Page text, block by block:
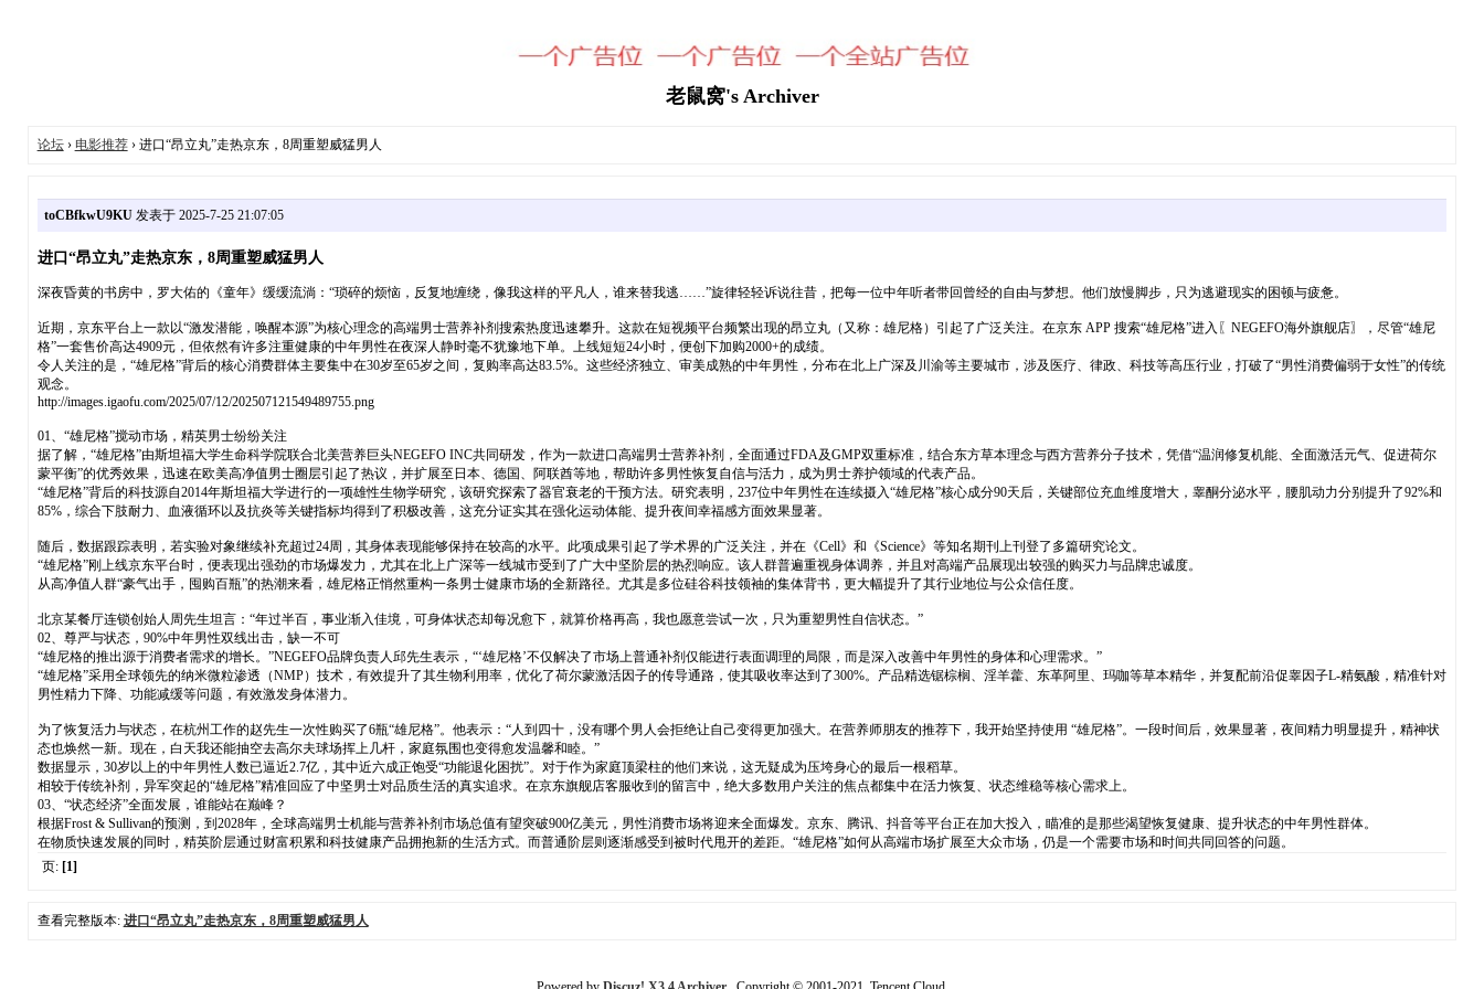
老鼠窝's Archiver
论坛› 电影推荐› 进口“昂立丸”走热京东，8周重塑威猛男人
toCBfkwU9KU发表于 2025-7-25 21:07:05
进口“昂立丸”走热京东，8周重塑威猛男人
深夜昏黄的书房中，罗大佑的《童年》缓缓流淌：“琐碎的烦恼，反复地缠绕，像我这样的平凡人，谁来替我逃……”旋律轻轻诉说往昔，把每一位中年听者带回曾经的自由与梦想。他们放慢脚步，只为逃避现实的困顿与疲惫。
近期，京东平台上一款以“激发潜能，唤醒本源”为核心理念的高端男士营养补剂搜索热度迅速攀升。这款在短视频平台频繁出现的昂立丸（又称：雄尼格）引起了广泛关注。在京东 APP 搜索“雄尼格”进入〖NEGEFO海外旗舰店〗，尽管“雄尼
格”一套售价高达4909元，但依然有许多注重健康的中年男性在夜深人静时毫不犹豫地下单。上线短短24小时，便创下加购2000+的成绩。
令人关注的是，“雄尼格”背后的核心消费群体主要集中在30岁至65岁之间，复购率高达83.5%。这些经济独立、审美成熟的中年男性，分布在北上广深及川渝等主要城市，涉及医疗、律政、科技等高压行业，打破了“男性消费偏弱于女性”的传统
观念。
http://images.igaofu.com/2025/07/12/202507121549489755.png
01、“雄尼格”搅动市场，精英男士纷纷关注
据了解，“雄尼格”由斯坦福大学生命科学院联合北美营养巨头NEGEFO INC共同研发，作为一款进口高端男士营养补剂，全面通过FDA及GMP双重标准，结合东方草本理念与西方营养分子技术，凭借“温润修复机能、全面激活元气、促进荷尔
蒙平衡”的优秀效果，迅速在欧美高净值男士圈层引起了热议，并扩展至日本、德国、阿联酋等地，帮助许多男性恢复自信与活力，成为男士养护领域的代表产品。
“雄尼格”背后的科技源自2014年斯坦福大学进行的一项雄性生物学研究，该研究探索了器官衰老的干预方法。研究表明，237位中年男性在连续摄入“雄尼格”核心成分90天后，关键部位充血维度增大，睾酮分泌水平，腰肌动力分别提升了92%和
85%，综合下肢耐力、血液循环以及抗炎等关键指标均得到了积极改善，这充分证实其在强化运动体能、提升夜间幸福感方面效果显著。
随后，数据跟踪表明，若实验对象继续补充超过24周，其身体表现能够保持在较高的水平。此项成果引起了学术界的广泛关注，并在《Cell》和《Science》等知名期刊上刊登了多篇研究论文。
“雄尼格”刚上线京东平台时，便表现出强劲的市场爆发力，尤其在北上广深等一线城市受到了广大中坚阶层的热烈响应。该人群普遍重视身体调养，并且对高端产品展现出较强的购买力与品牌忠诚度。
从高净值人群“豪气出手，囤购百瓶”的热潮来看，雄尼格正悄然重构一条男士健康市场的全新路径。尤其是多位硅谷科技领袖的集体背书，更大幅提升了其行业地位与公众信任度。
北京某餐厅连锁创始人周先生坦言：“年过半百，事业渐入佳境，可身体状态却每况愈下，就算价格再高，我也愿意尝试一次，只为重塑男性自信状态。”
02、尊严与状态，90%中年男性双线出击，缺一不可
“雄尼格的推出源于消费者需求的增长。”NEGEFO品牌负责人邱先生表示，“‘雄尼格’不仅解决了市场上普通补剂仅能进行表面调理的局限，而是深入改善中年男性的身体和心理需求。”
“雄尼格”采用全球领先的纳米微粒渗透（NMP）技术，有效提升了其生物利用率，优化了荷尔蒙激活因子的传导通路，使其吸收率达到了300%。产品精选锯棕榈、淫羊藿、东革阿里、玛咖等草本精华，并复配前沿促睾因子L-精氨酸，精准针对
男性精力下降、功能减缓等问题，有效激发身体潜力。
为了恢复活力与状态，在杭州工作的赵先生一次性购买了6瓶“雄尼格”。他表示：“人到四十，没有哪个男人会拒绝让自己变得更加强大。在营养师朋友的推荐下，我开始坚持使用 “雄尼格”。一段时间后，效果显著，夜间精力明显提升，精神状
态也焕然一新。现在，白天我还能抽空去高尔夫球场挥上几杆，家庭氛围也变得愈发温馨和睦。”
数据显示，30岁以上的中年男性人数已逼近2.7亿，其中近六成正饱受“功能退化困扰”。对于作为家庭顶梁柱的他们来说，这无疑成为压垮身心的最后一根稻草。
相较于传统补剂，异军突起的“雄尼格”精准回应了中坚男士对品质生活的真实追求。在京东旗舰店客服收到的留言中，绝大多数用户关注的焦点都集中在活力恢复、状态维稳等核心需求上。
03、“状态经济”全面发展，谁能站在巅峰？
根据Frost & Sullivan的预测，到2028年，全球高端男士机能与营养补剂市场总值有望突破900亿美元，男性消费市场将迎来全面爆发。京东、腾讯、抖音等平台正在加大投入，瞄准的是那些渴望恢复健康、提升状态的中年男性群体。
在物质快速发展的同时，精英阶层通过财富积累和科技健康产品拥抱新的生活方式。而普通阶层则逐渐感受到被时代甩开的差距。“雄尼格”如何从高端市场扩展至大众市场，仍是一个需要市场和时间共同回答的问题。
页: [1]
查看完整版本: 进口“昂立丸”走热京东，8周重塑威猛男人